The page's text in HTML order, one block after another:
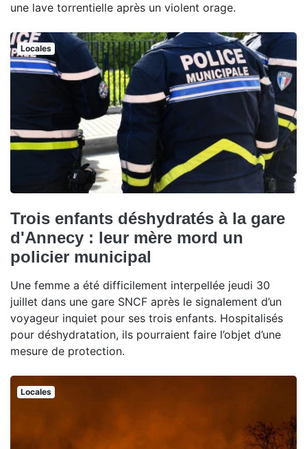
une lave torrentielle après un violent orage.
Locales
Trois enfants déshydratés à la gare
d'Annecy : leur mère mord un
policier municipal
Une femme a été difficilement interpellée jeudi 30
juillet dans une gare SNCF après le signalement d’un
voyageur inquiet pour ses trois enfants. Hospitalisés
pour déshydratation, ils pourraient faire l’objet d’une
mesure de protection.
Locales